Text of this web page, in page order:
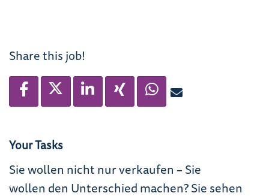
Share this job!
Your Tasks
Sie wollen nicht nur verkaufen – Sie
wollen den Unterschied machen? Sie sehen